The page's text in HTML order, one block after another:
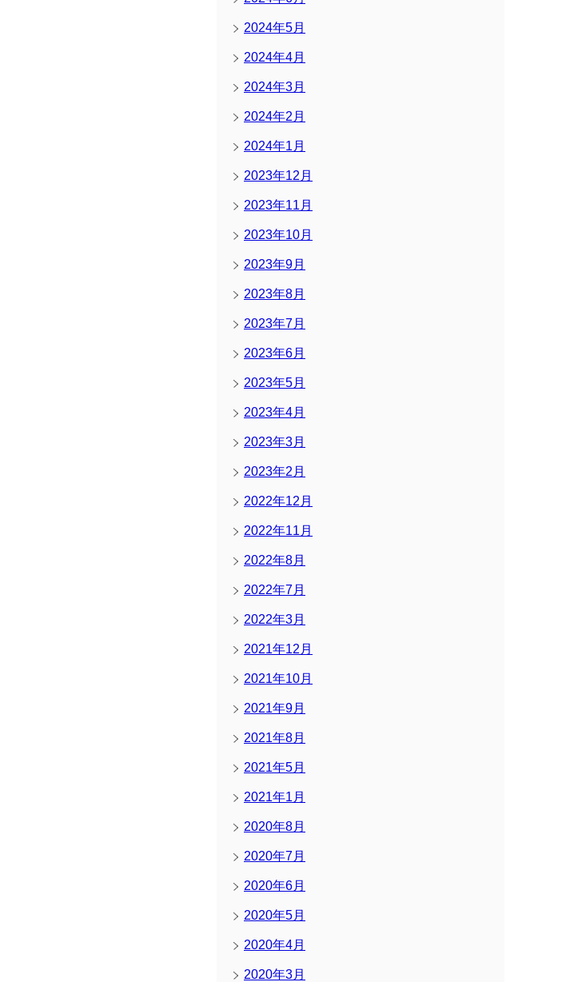
2024年5月
2024年4月
2024年3月
2024年2月
2024年1月
2023年12月
2023年11月
2023年10月
2023年9月
2023年8月
2023年7月
2023年6月
2023年5月
2023年4月
2023年3月
2023年2月
2022年12月
2022年11月
2022年8月
2022年7月
2022年3月
2021年12月
2021年10月
2021年9月
2021年8月
2021年5月
2021年1月
2020年8月
2020年7月
2020年6月
2020年5月
2020年4月
2020年3月